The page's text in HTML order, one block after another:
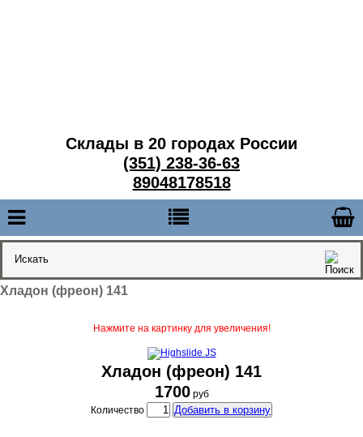
Склады в 20 городах России
(351) 238-36-63
89048178518
Хладон (фреон) 141
Нажмите на картинку для увеличения!
Хладон (фреон) 141
1700руб
Количество
Добавить в корзину